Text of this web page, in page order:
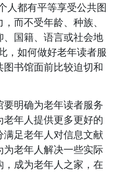
人都有平等享受公共图
而不受年龄、种族、
、国籍、语言或社会地
，如何做好老年读者服
书馆面前比较迫切和
明确为老年读者服务
年人提供更多更好的
满足老年人对信息文献
为老年人解决一些实际
，成为老年人之家，在